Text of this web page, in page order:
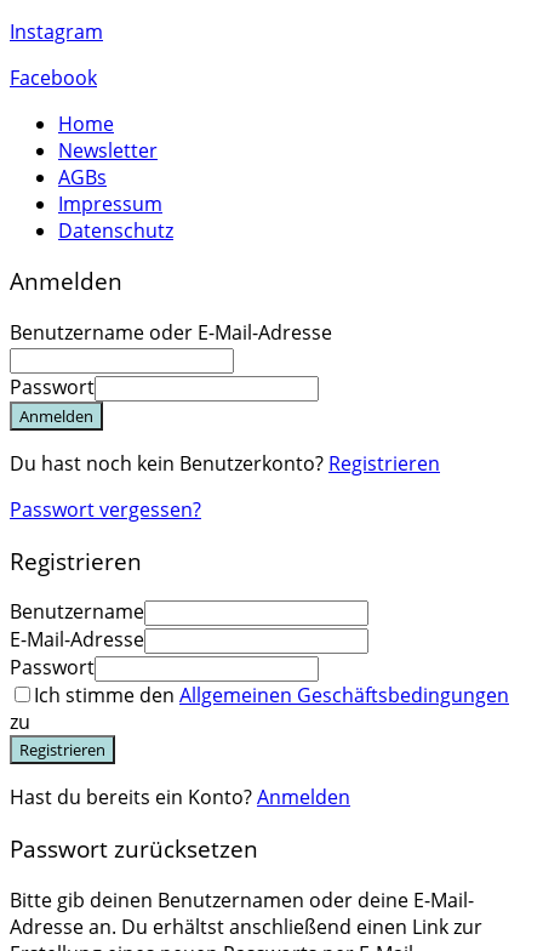
Instagram
Facebook
Home
Newsletter
AGBs
Impressum
Datenschutz
Anmelden
Benutzername oder E-Mail-Adresse
Passwort
Anmelden
Du hast noch kein Benutzerkonto? Registrieren
Passwort vergessen?
Registrieren
Benutzername
E-Mail-Adresse
Passwort
Ich stimme den Allgemeinen Geschäftsbedingungen
zu
Registrieren
Hast du bereits ein Konto?Anmelden
Passwort zurücksetzen
Bitte gib deinen Benutzernamen oder deine E-Mail-
Adresse an. Du erhältst anschließend einen Link zur